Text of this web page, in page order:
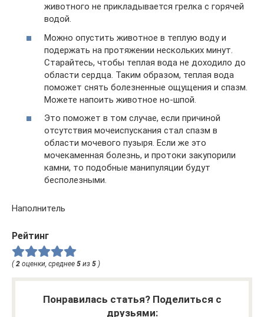
животного не прикладывается грелка с горячей
водой.
Можно опустить животное в теплую воду и
подержать на протяжении нескольких минут.
Старайтесь, чтобы теплая вода не доходило до
области сердца. Таким образом, теплая вода
поможет снять болезненные ощущения и спазм.
Можете напоить животное но-шпой.
Это поможет в том случае, если причиной
отсутствия мочеиспускания стал спазм в
области мочевого пузыря. Если же это
мочекаменная болезнь, и протоки закупорили
камни, то подобные манипуляции будут
бесполезными.
Наполнитель
Рейтинг
(2 оценки, среднее 5 из 5 )
Понравилась статья? Поделиться с
друзьями: